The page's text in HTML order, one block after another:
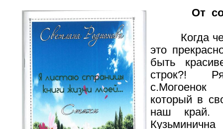
От
Когда
это
быть
строк?!
который в
наш край.